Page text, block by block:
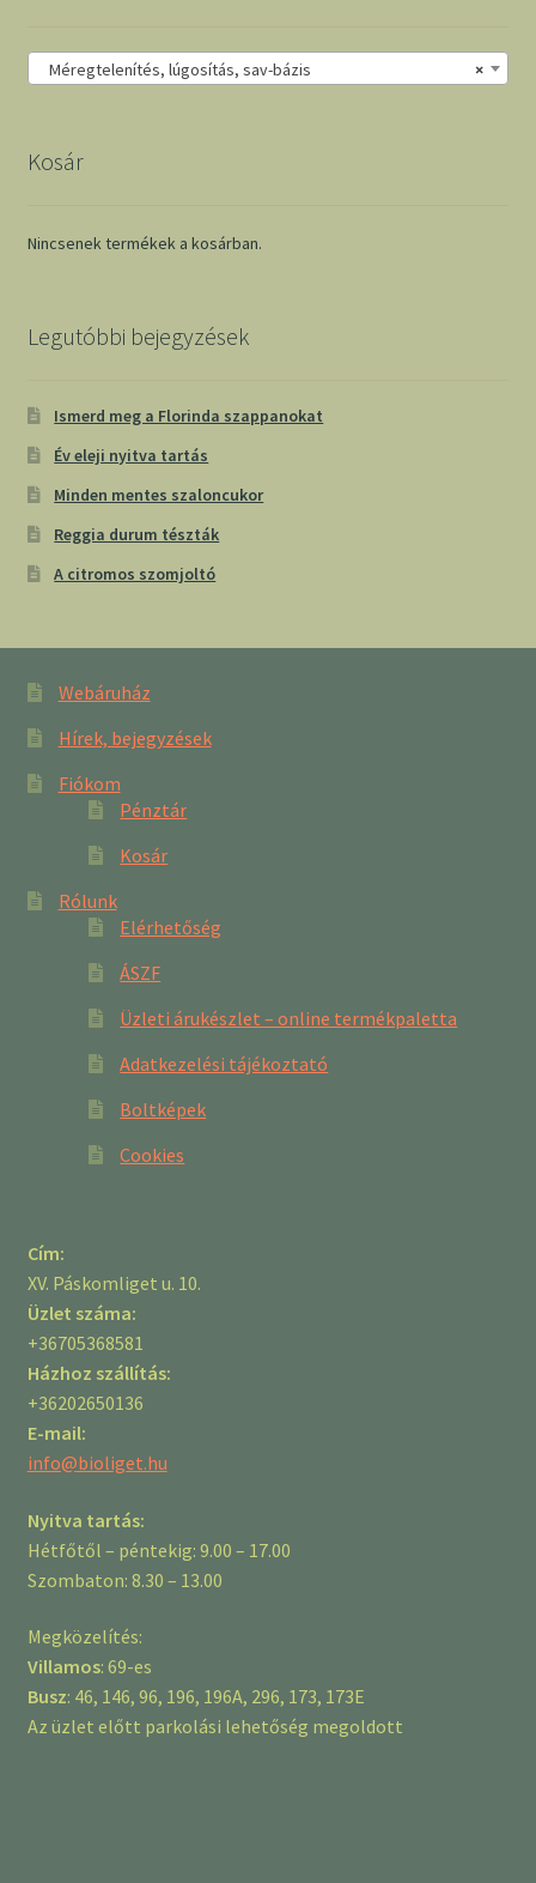
×
Méregtelenítés, lúgosítás, sav-bázis
Kosár
Nincsenek termékek a kosárban.
Legutóbbi bejegyzések
Ismerd meg a Florinda szappanokat
Év eleji nyitva tartás
Minden mentes szaloncukor
Reggia durum tészták
A citromos szomjoltó
Webáruház
Hírek, bejegyzések
Fiókom
Pénztár
Kosár
Rólunk
Elérhetőség
ÁSZF
Üzleti árukészlet – online termékpaletta
Adatkezelési tájékoztató
Boltképek
Cookies
Cím:
XV. Páskomliget u. 10.
Üzlet száma:
+36705368581
Házhoz szállítás:
+36202650136
E-mail:
info@bioliget.hu
Nyitva tartás:
Hétfőtől – péntekig: 9.00 – 17.00
Szombaton: 8.30 – 13.00
Megközelítés:
Villamos: 69-es
Busz: 46, 146, 96, 196, 196A, 296, 173, 173E
Az üzlet előtt parkolási lehetőség megoldott